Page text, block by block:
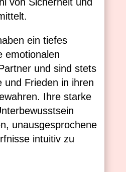
ein tiefes
emotionalen
und sind stets
und Frieden in ihren
Ihre starke
unausgesprochene
intuitiv zu